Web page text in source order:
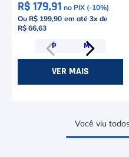
R$ 179,91 no PIX (-10%)
Ou R$ 199,90 em até 3x de
R$ 66,63
P M
VER MAIS
Você viu